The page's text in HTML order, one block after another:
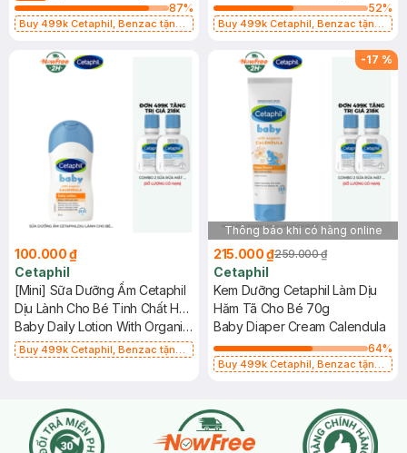
87%
Buy 499k Cetaphil, Benzac tặng
52%
Buy 499k Cetaphil, Benzac tặng
100.000 ₫
Cetaphil
[Mini] Sữa Dưỡng Ẩm Cetaphil
Dịu Lành Cho Bé Tinh Chất Hoa
Cúc 50ml
Baby Daily Lotion With Organic
Calendula
Buy 499k Cetaphil, Benzac tặng
-17 %
Thông báo khi có hàng online
215.000 ₫259.000 ₫
Cetaphil
Kem Dưỡng Cetaphil Làm Dịu
Hăm Tã Cho Bé 70g
Baby Diaper Cream Calendula
64%
Buy 499k Cetaphil, Benzac tặng